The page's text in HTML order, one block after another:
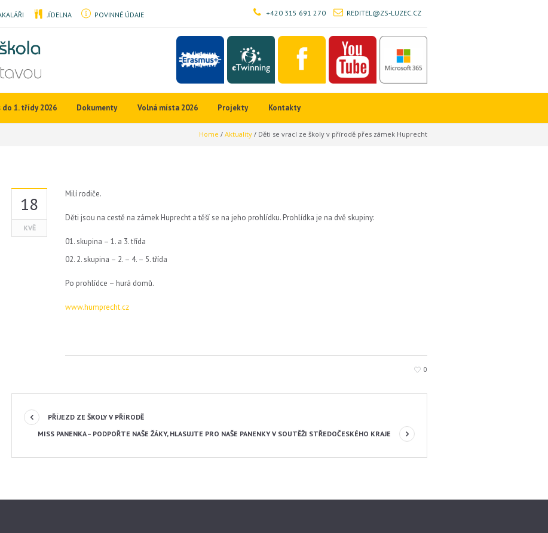
JÍDELNA POVINNÉ ÚDAJE REDITEL@ZS-LUZEC.CZ
+420 315 691 270
do 1. třídy 2026 Dokumenty Volná místa 2026 Projekty Kontakty
Home / Aktuality / Děti se vrací ze školy v přírodě přes zámek Huprecht
18
KVĚ
Milí rodiče.
Děti jsou na cestě na zámek Huprecht a těší se na jeho prohlídku. Prohlídka je na dvě skupiny:
skupina – 1. a 3. třída
2. skupina – 2. – 4. – 5. třída
Po prohlídce – hurá domů.
www.humprecht.cz
0
PŘÍJEZD ZE ŠKOLY V PŘÍRODĚ
MISS PANENKA – PODPOŘTE NAŠE ŽÁKY, HLASUJTE PRO NAŠE PANENKY V SOUTĚŽI STŘEDOČESKÉHO KRAJE